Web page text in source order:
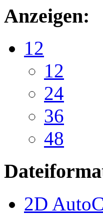
Anzeigen:
12
12
24
36
48
2D